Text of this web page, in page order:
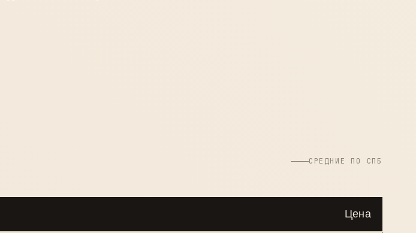
СРЕДНИЕ ПО СПБ
Цена